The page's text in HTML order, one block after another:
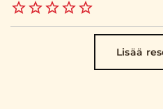
Lisää